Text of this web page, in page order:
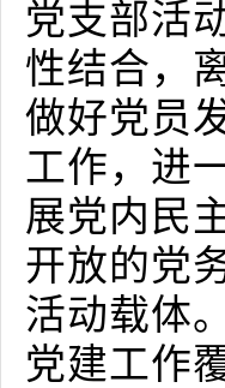
党支部活
性结合，
做好党员
工作，进
展党内民
开放的党
活动载体
党建工作